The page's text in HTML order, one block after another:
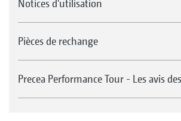
Notices d'utilisation
Pièces de rechange
Precea Performance Tour - Les avis